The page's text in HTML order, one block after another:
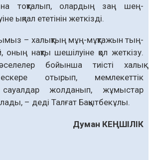
тоқталып, олардың заң шең­
ықпал ететінін жеткізді.
– халықтың мұң-мұқтажын тың­
оның нақты шешілуіне қол жеткізу.
бойынша тиісті халық
отырып, мемлекеттік
сауалдар жолданып, жұмыстар
– деді Талғат Бақытбекұлы.
Думан КЕҢШІЛІК